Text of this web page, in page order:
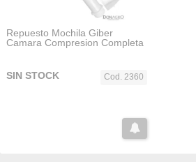
Repuesto Mochila Giber
Camara Compresion Completa
Cod. 2360
SIN STOCK